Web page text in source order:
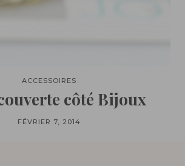
ACCESSOIRES
côté Bijoux
FÉVRIER 7, 2014